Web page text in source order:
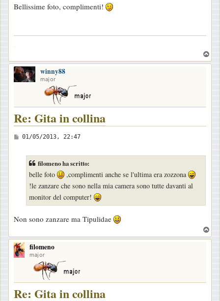
s
a
i
o
Bellissime foto, complimenti!
o
winny88
major
Re: Gita in collina
M
i
01/05/2013, 22:47
filomeno ha scritto:
belle foto
,complimenti anche se l'ultima era zozzona
!le zanzare che sono nella mia camera sono tutte davanti al
monitor del computer!
Non sono zanzare ma Tipulidae
o
filomeno
major
Re: Gita in collina